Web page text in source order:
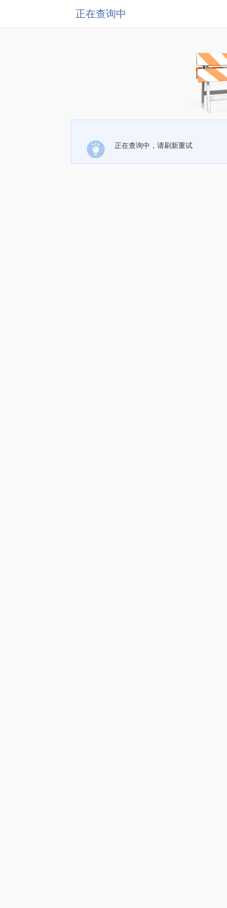
正在查询中
正在查询中，请刷新重试